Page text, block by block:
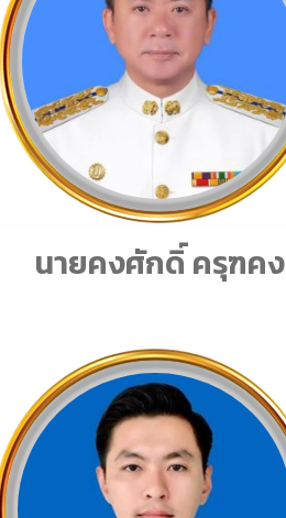
นายคงศักดิ์ ครุฑคง